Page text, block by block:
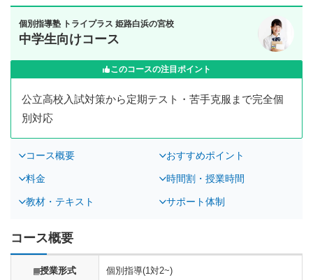
個別指導塾 トライプラス 姫路白浜の宮校
中学生向けコース
このコースの注目ポイント
公立高校入試対策から定期テスト・苦手克服まで完全個
別対応
コース概要 おすすめポイント
料金 時間割・授業時間
教材・テキスト サポート体制
コース概要
授業形式 個別指導(1対2~)